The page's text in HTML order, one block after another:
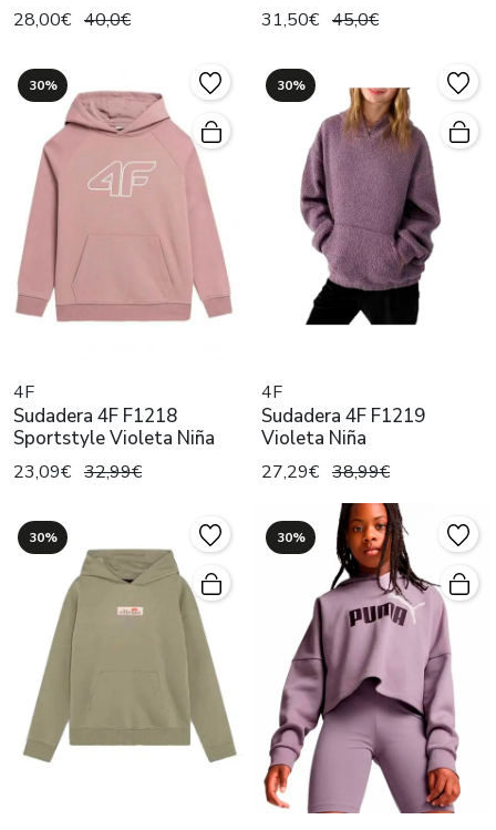
28,00€ 40,0€ 31,50€ 45,0€
30%
4F
Sudadera 4F F1218
Sportstyle Violeta Niña
23,09€ 32,99€
30%
4F
Sudadera 4F F1219
Violeta Niña
27,29€ 38,99€
30% 30%